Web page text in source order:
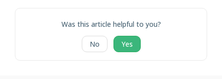
Was this article helpful to you?
No Yes